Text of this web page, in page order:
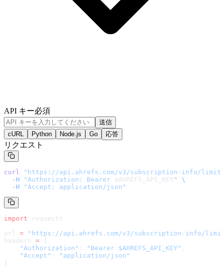
API キー必須
送信
cURL
Python Node.js Go 応答
リクエスト
curl " https://api.ahrefs.com/v3/subscription-info/
  -H
"Authorization: Bearer $AHREFS_API_KEY "
\
  -H
"Accept: application/json"
import requests
url = " https://api.ahrefs.com/v3/subscription-info/
headers = {
    "Authorization"
: "Bearer $AHREFS_API_KEY" ,
    "Accept"
:
"application/json"
}